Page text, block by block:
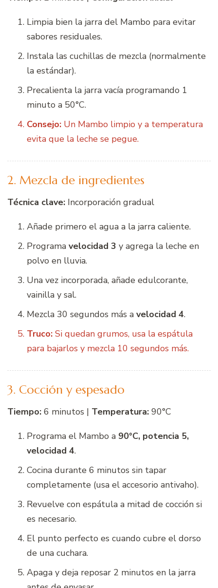
Limpia bien la jarra del Mambo para evitar
sabores residuales.
Instala las cuchillas de mezcla (normalmente
la estándar).
Precalienta la jarra vacía programando 1
minuto a 50°C.
Consejo: Un Mambo limpio y a temperatura
evita que la leche se pegue.
2. Mezcla de ingredientes
Técnica clave: Incorporación gradual
Añade primero el agua a la jarra caliente.
Programa velocidad 3 y agrega la leche en
polvo en lluvia.
Una vez incorporada, añade edulcorante,
vainilla y sal.
Mezcla 30 segundos más a velocidad 4.
Truco: Si quedan grumos, usa la espátula
para bajarlos y mezcla 10 segundos más.
3. Cocción y espesado
Tiempo: 6 minutos | Temperatura: 90°C
Programa el Mambo a 90°C, potencia 5,
velocidad 4.
Cocina durante 6 minutos sin tapar
completamente (usa el accesorio antivaho).
Revuelve con espátula a mitad de cocción si
es necesario.
El punto perfecto es cuando cubre el dorso
de una cuchara.
Apaga y deja reposar 2 minutos en la jarra